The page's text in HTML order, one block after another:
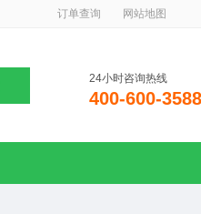
订单查询 网站地图
24小时咨询热线
400-600-3588